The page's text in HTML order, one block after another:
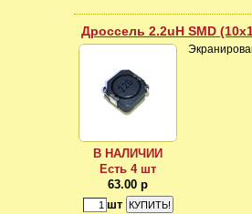
Дроссель 2.2uH SMD
В НАЛИЧИИ
Есть 4 шт
63.00 р
шт